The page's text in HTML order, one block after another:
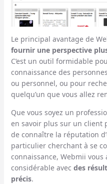
Le principal avantage de
fournir une perspective
C’est un outil formidable
connaissance des
ou personnel, ou pour
quelqu’un que vous allez
Que vous soyez un
en savoir plus sur un
de connaître la réputation
particulier cherchant à se
connaissance, Webmii
considérable avec des
précis.